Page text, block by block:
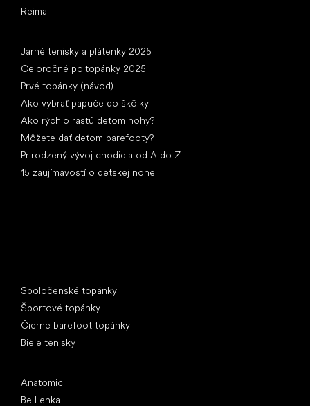
Reima
Jarné tenisky a plátenky 2025
Celoročné poltopánky 2025
Prvé topánky (návod)
Ako vybrať papuče do škôlky
Ako rýchlo rastú deťom nohy?
Môžete dať deťom barefooty?
Prirodzený vývoj chodidla od A do Z
15 zaujímavostí o detskej nohe
Spoločenské topánky
Športové topánky
Čierne barefoot topánky
Biele tenisky
Anatomic
Be Lenka